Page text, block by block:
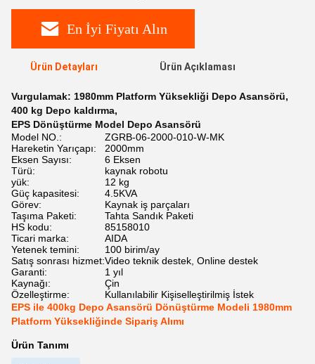
En İyi Fiyatı Alın
Ürün Detayları Ürün Açıklaması
Vurgulamak: 1980mm Platform Yüksekliği Depo Asansörü,
400 kg Depo kaldırma,
EPS Dönüştürme Model Depo Asansörü
Model NO.:
ZGRB-06-2000-010-W-MK
Hareketin Yarıçapı:
2000mm
Eksen Sayısı:
6 Eksen
Türü:
kaynak robotu
yük:
12 kg
Güç kapasitesi:
4.5KVA
Görev:
Kaynak iş parçaları
Taşıma Paketi:
Tahta Sandık Paketi
HS kodu:
85158010
Ticari marka:
AIDA
Yetenek temini:
100 birim/ay
Satış sonrası hizmet:Video teknik destek, Online destek
Garanti:
1 yıl
Kaynağı:
Çin
Özelleştirme:
Kullanılabilir Kişiselleştirilmiş İstek
EPS ile 400kg Depo Asansörü Dönüştürme Modeli 1980mm
Platform Yüksekliğinde Sipariş Alımı
Ürün Tanımı